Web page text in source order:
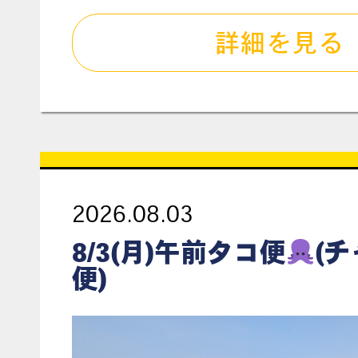
詳細を見る
2026.08.03
8/3(月)午前タコ便
(チ
便)